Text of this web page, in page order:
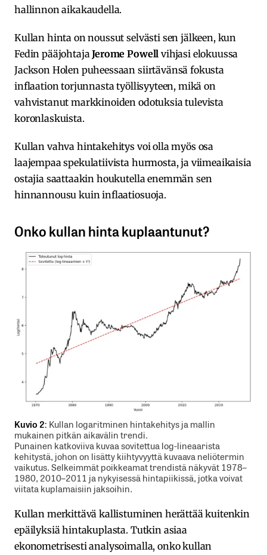
hallinnon aikakaudella.
Kullan hinta on noussut selvästi sen jälkeen, kun
Fedin pääjohtajaJerome Powell vihjasi elokuussa
Jackson Holen puheessaan siirtävänsä fokusta
inflaation torjunnasta työllisyyteen, mikä on
vahvistanut markkinoiden odotuksia tulevista
koronlaskuista.
Kullan vahva hintakehitys voi olla myös osa
laajempaa spekulatiivista hurmosta, ja viimeaikaisia
ostajia saattaakin houkutella enemmän sen
hinnannousu kuin inflaatiosuoja.
Onko kullan hinta kuplaantunut?
Kuvio 2: Kullan logaritminen hintakehitys ja mallin
mukainen pitkän aikavälin trendi.
Punainen katkoviiva kuvaa sovitettua log-lineaarista
kehitystä, johon on lisätty kiihtyvyyttä kuvaava neliötermin
vaikutus. Selkeimmät poikkeamat trendistä näkyvät 1978–
1980, 2010–2011 ja nykyisessä hintapiikissä, jotka voivat
viitata kuplamaisiin jaksoihin.
Kullan merkittävä kallistuminen herättää kuitenkin
epäilyksiä hintakuplasta. Tutkin asiaa
ekonometrisesti analysoimalla, onko kullan